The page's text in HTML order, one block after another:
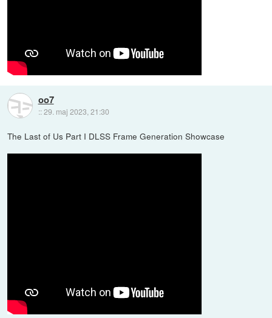
oo7
::29. maj 2023, 21:30
The Last of Us Part I DLSS Frame Generation Showcase